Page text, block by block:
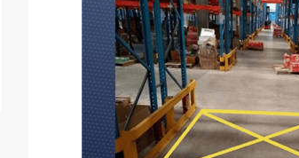
千-2.8平方米高10.5米可搭建货架无公摊无税收